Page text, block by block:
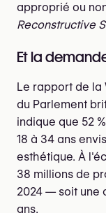
approprié ou
Reconstructive
Et la
Le rapport de la
du Parlement
indique que 52
18 à 34 ans
esthétique. À
38 millions de
2024 — soit une
ans.